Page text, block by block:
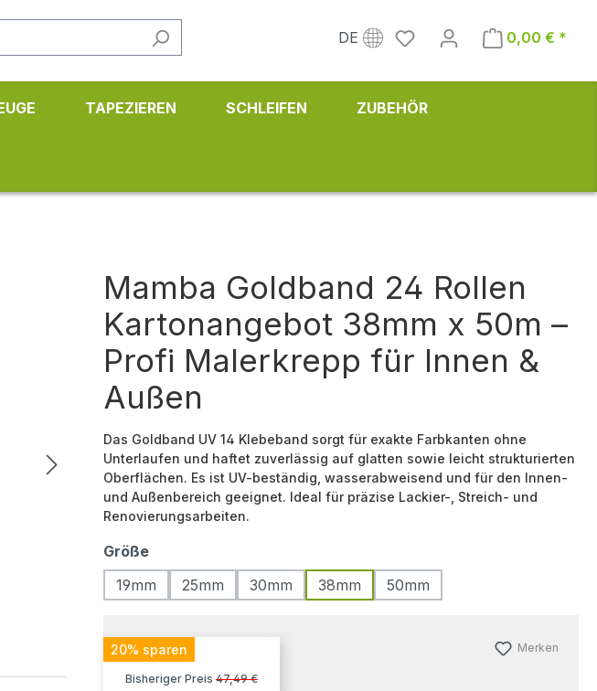
DE 0,00 € *
TAPEZIEREN SCHLEIFEN ZUBEHÖR
Mamba Goldband 24 Rollen
Kartonangebot 38mm x 50m –
Profi Malerkrepp für Innen &
Außen
Das Goldband UV 14 Klebeband sorgt für exakte Farbkanten ohne
Unterlaufen und haftet zuverlässig auf glatten sowie leicht strukturierten
Oberflächen. Es ist UV-beständig, wasserabweisend und für den Innen-
und Außenbereich geeignet. Ideal für präzise Lackier-, Streich- und
Renovierungsarbeiten.
Größe
19mm
25mm 30mm 38mm 50mm
Merken
20% sparen
Bisheriger Preis 47,49 €